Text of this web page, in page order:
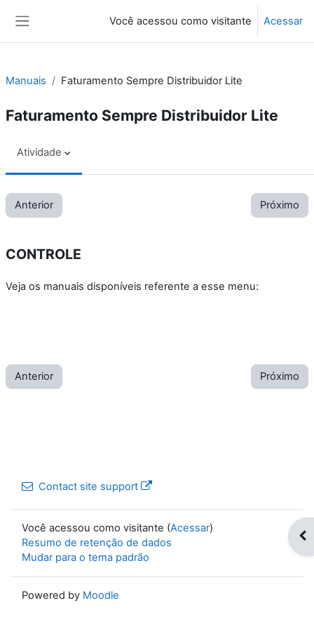
Você acessou como visitante Acessar
Manuais Faturamento Sempre Distribuidor Lite
Faturamento Sempre Distribuidor Lite
Atividade
Anterior Próximo
CONTROLE
Veja os manuais disponíveis referente a esse menu:
Anterior Próximo
Contact site support
Você acessou como visitante (Acessar)
Resumo de retenção de dados
Mudar para o tema padrão
Powered by Moodle